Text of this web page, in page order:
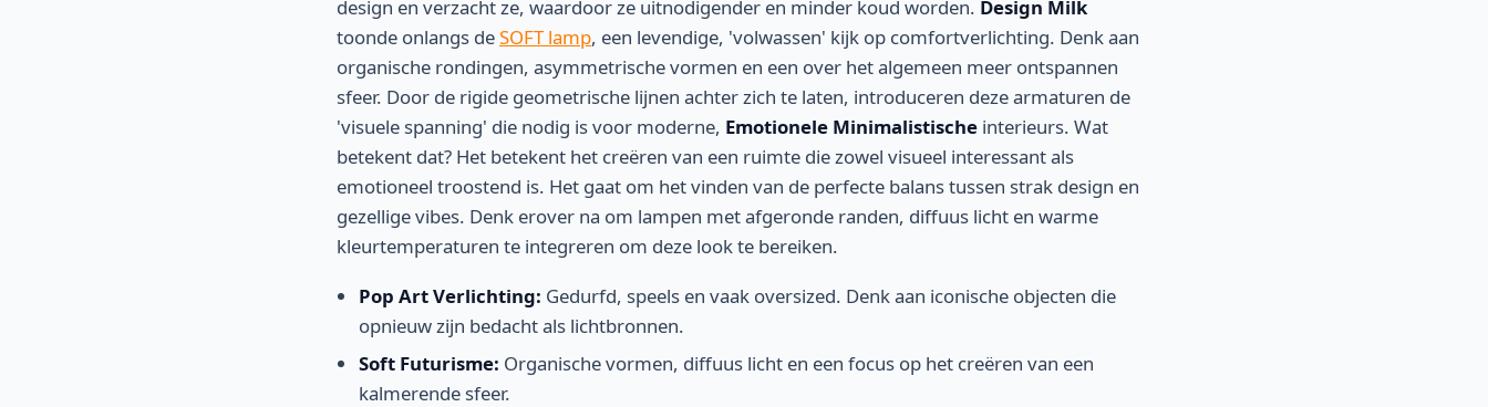
design en verzacht ze, waardoor ze uitnodigender en minder koud worden. Design Milk
toonde onlangs deSOFT lamp, een levendige, 'volwassen' kijk op comfortverlichting. Denk aan
organische rondingen, asymmetrische vormen en een over het algemeen meer ontspannen
sfeer. Door de rigide geometrische lijnen achter zich te laten, introduceren deze armaturen de
'visuele spanning' die nodig is voor moderne, Emotionele Minimalistische interieurs. Wat
betekent dat? Het betekent het creëren van een ruimte die zowel visueel interessant als
emotioneel troostend is. Het gaat om het vinden van de perfecte balans tussen strak design en
gezellige vibes. Denk erover na om lampen met afgeronde randen, diffuus licht en warme
kleurtemperaturen te integreren om deze look te bereiken.
Pop Art Verlichting: Gedurfd, speels en vaak oversized. Denk aan iconische objecten die
opnieuw zijn bedacht als lichtbronnen.
Soft Futurisme: Organische vormen, diffuus licht en een focus op het creëren van een
kalmerende sfeer.